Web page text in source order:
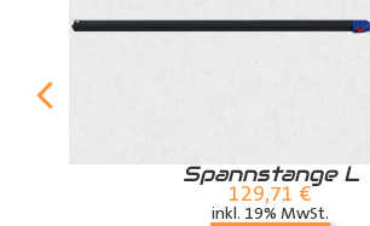
Spannstange L
129,71 €
inkl. 19% MwSt.